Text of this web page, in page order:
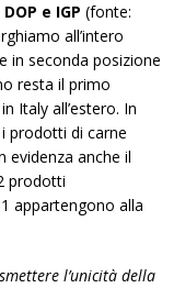
e IGP (fonte:
all’intero
in seconda posizione
resta il primo
Italy all’estero. In
prodotti di carne
evidenza anche il
prodotti
appartengono alla
l’unicità della